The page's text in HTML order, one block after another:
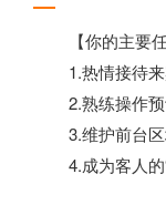
【你的主要任
1.热情接待来
2.熟练操作预
3.维护前台区
4.成为客人的“